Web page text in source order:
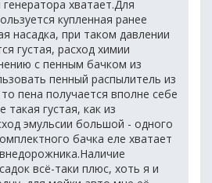
хватает.Для
купленная ранее
насадка, при таком давлении
густая, расход химии
с пенным бачком из
пенный распылитель из
пена получается вполне себе
такая густая, как из
эмульсии большой - одного
бачка еле хватает
всё-таки плюс, хоть я и